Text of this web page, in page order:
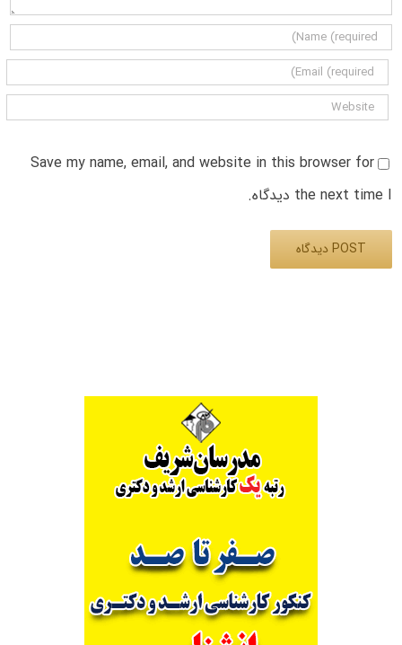
Save my name, email, and website in this browser for
the next time I دیدگاه.